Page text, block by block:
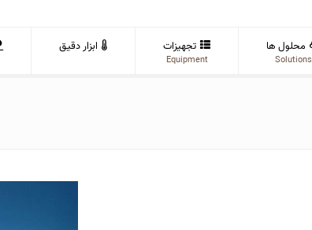
محلول ها
Solutions
تجهیزات
Equipment
ابزار دقیق